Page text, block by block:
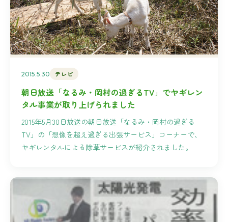
2015.5.30 テレビ
朝日放送「なるみ・岡村の過ぎるTV」でヤギレン
タル事業が取り上げられました
2015年5月30日放送の朝日放送「なるみ・岡村の過ぎる
TV」の「想像を超え過ぎる出張サービス」コーナーで、
ヤギレンタルによる除草サービスが紹介されました。